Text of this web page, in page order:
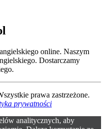
online. Naszym
Dostarczamy
prawa zastrzeżone.
prywatności
analitycznych, aby